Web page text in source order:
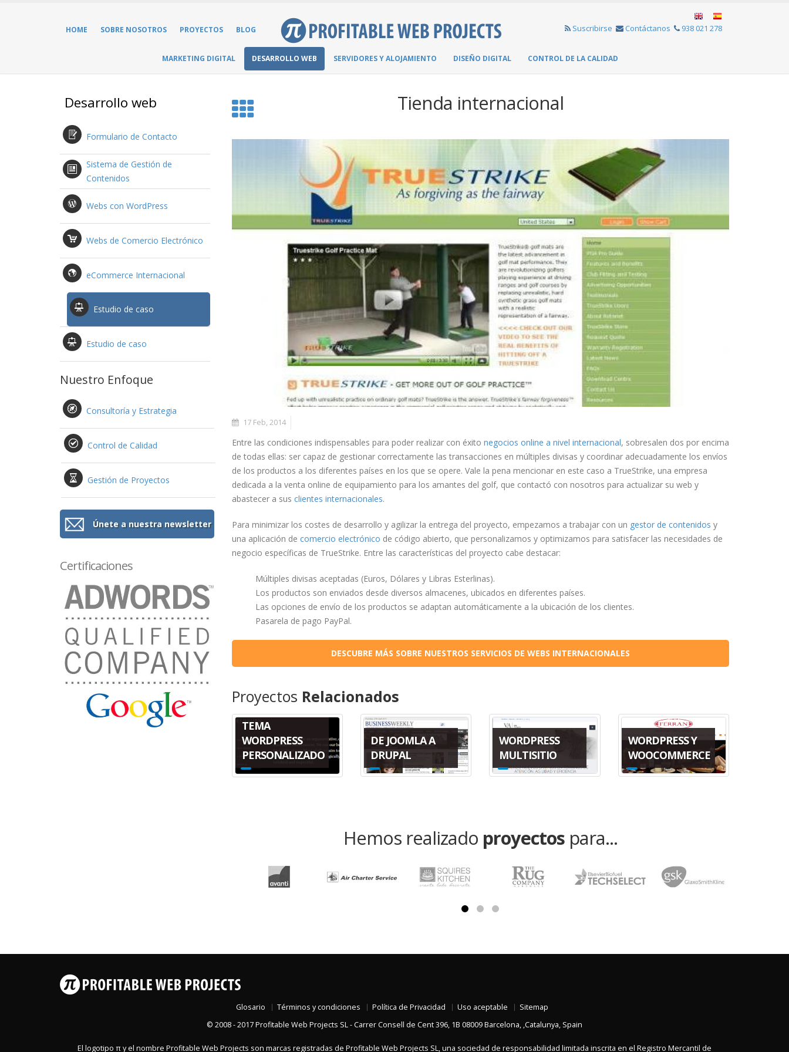
HOME SOBRE NOSOTROS PROYECTOS BLOG Suscribirse Contáctanos 938 021 278
MARKETING DIGITAL DESARROLLO WEB SERVIDORES Y ALOJAMIENTO DISEÑO DIGITAL CONTROL DE LA CALIDAD
Desarrollo web
Formulario de Contacto
Sistema de Gestión de
Contenidos
Webs con WordPress
Webs de Comercio Electrónico
eCommerce Internacional
Estudio de caso
Estudio de caso
Nuestro Enfoque
Consultoría y Estrategia
Control de Calidad
Gestión de Proyectos
Únete a nuestra newsletter
Certificaciones
Tienda internacional
17 Feb, 2014
Entre las condiciones indispensables para poder realizar con éxito negocios online a nivel internacional, sobresalen dos por encima
de todas ellas: ser capaz de gestionar correctamente las transacciones en múltiples divisas y coordinar adecuadamente los envíos
de los productos a los diferentes países en los que se opere. Vale la pena mencionar en este caso a TrueStrike, una empresa
dedicada a la venta online de equipamiento para los amantes del golf, que contactó con nosotros para actualizar su web y
abastecer a sus clientes internacionales.
Para minimizar los costes de desarrollo y agilizar la entrega del proyecto, empezamos a trabajar con un gestor de contenidos y
una aplicación de comercio electrónico de código abierto, que personalizamos y optimizamos para satisfacer las necesidades de
negocio específicas de TrueStrike. Entre las características del proyecto cabe destacar:
Múltiples divisas aceptadas (Euros, Dólares y Libras Esterlinas).
Los productos son enviados desde diversos almacenes, ubicados en diferentes países.
Las opciones de envío de los productos se adaptan automáticamente a la ubicación de los clientes.
Pasarela de pago PayPal.
DESCUBRE MÁS SOBRE NUESTROS SERVICIOS DE WEBS INTERNACIONALES
Proyectos Relacionados
TEMA
WORDPRESS
PERSONALIZADO
DE JOOMLA A
DRUPAL
WORDPRESS
MULTISITIO
WORDPRESS Y
WOOCOMMERCE
Hemos realizado proyectos para...
Glosario Términos y condiciones Política de Privacidad Uso aceptable
Sitemap
© 2008 - 2017Profitable Web Projects SL-Carrer Consell de Cent 396, 1B 08009Barcelona, ,Catalunya, Spain
El logotipo π y el nombre Profitable Web Projects son marcas registradas de Profitable Web Projects SL, una sociedad de responsabilidad limitada inscrita en el Registro Mercantil de